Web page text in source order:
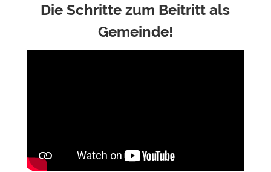
Die Schritte zum Beitritt als
Gemeinde!